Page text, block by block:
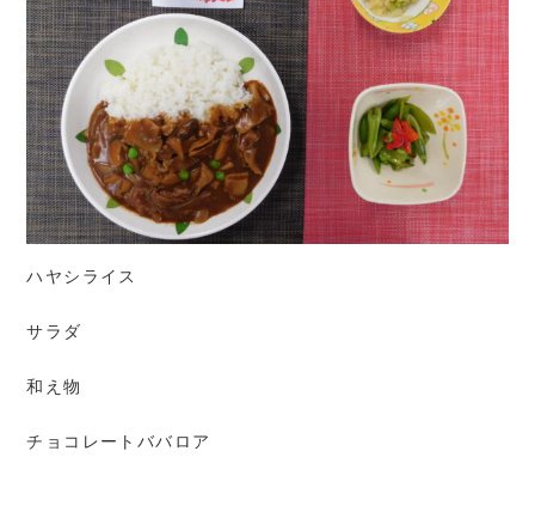
ハヤシライス
サラダ
和え物
チョコレートババロア